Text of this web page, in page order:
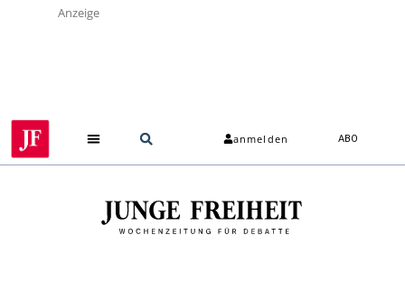
Anzeige
anmelden ABO